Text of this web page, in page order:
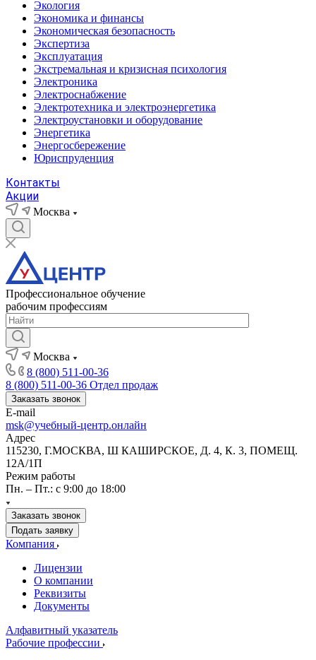
Экология
Экономика и финансы
Экономическая безопасность
Экспертиза
Эксплуатация
Экстремальная и кризисная психология
Электроника
Электроснабжение
Электротехника и электроэнергетика
Электроустановки и оборудование
Энергетика
Энергосбережение
Юриспруденция
Контакты
Акции
Москва
Профессиональное обучение
рабочим профессиям
Москва
8 (800) 511-00-36
8 (800) 511-00-36 Отдел продаж
Заказать звонок
E-mail
msk@учебный-центр.онлайн
Адрес
115230, Г.МОСКВА, Ш КАШИРСКОЕ, Д. 4, К. 3, ПОМЕЩ.
12А/1П
Режим работы
Пн. – Пт.: с 9:00 до 18:00
Заказать звонок
Подать заявку
Компания
Лицензии
О компании
Реквизиты
Документы
Алфавитный указатель
Рабочие профессии